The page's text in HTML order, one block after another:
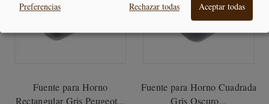
Fuente para Horno
Rectangular Gris Peugeot...
Fuente para Horno Cuadrada
Gris Oscuro...
Preferencias Rechazar todas Aceptar todas